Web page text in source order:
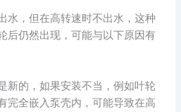
水，但在高转速时不出水，这种
后仍然出现，可能与以下原因有
新的，如果安装不当，例如叶轮
完全嵌入泵壳内，可能导致在高